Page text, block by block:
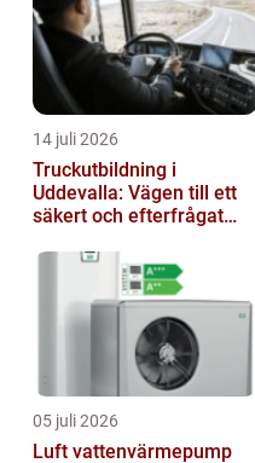
14 juli 2026
Truckutbildning i
Uddevalla: Vägen till ett
säkert och efterfrågat
05 juli 2026
Luft vattenvärmepump